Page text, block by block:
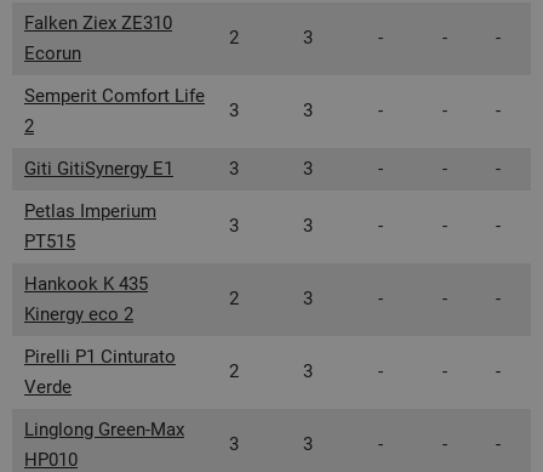
Falken Ziex ZE310
Ecorun
2 3 - - -
Semperit Comfort Life
2
3 3 - - -
Giti GitiSynergy E1 3 3 - -
-
Petlas Imperium
PT515
3 3 - - -
Hankook K 435
Kinergy eco 2
2 3 - - -
Pirelli P1 Cinturato
Verde
2 3 - - -
Linglong Green-Max
HP010
3 3 - - -